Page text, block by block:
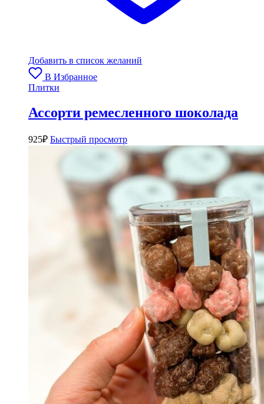
Добавить в список желаний
В Избранное
Плитки
Ассорти ремесленного шоколада
925₽ Быстрый просмотр